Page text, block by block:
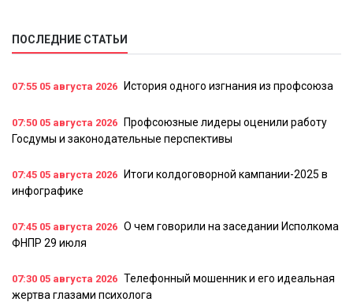
ПОСЛЕДНИЕ СТАТЬИ
07:55 05 августа 2026 История одного изгнания из профсоюза
07:50 05 августа 2026
Профсоюзные лидеры оценили работу
Госдумы и законодательные перспективы
07:45 05 августа 2026
Итоги колдоговорной кампании-2025 в
инфографике
07:45 05 августа 2026 О чем говорили на заседании Исполкома
ФНПР 29 июля
07:30 05 августа 2026 Телефонный мошенник и его идеальная
жертва глазами психолога